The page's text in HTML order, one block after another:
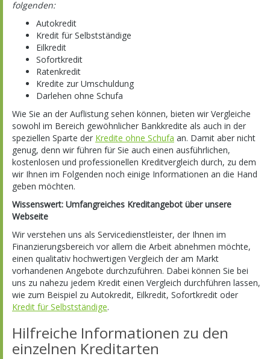
folgenden:
Autokredit
Kredit für Selbstständige
Eilkredit
Sofortkredit
Ratenkredit
Kredite zur Umschuldung
Darlehen ohne Schufa
Wie Sie an der Auflistung sehen können, bieten wir Vergleiche
sowohl im Bereich gewöhnlicher Bankkredite als auch in der
speziellen Sparte der Kredite ohne Schufa an. Damit aber nicht
genug, denn wir führen für Sie auch einen ausführlichen,
kostenlosen und professionellen Kreditvergleich durch, zu dem
wir Ihnen im Folgenden noch einige Informationen an die Hand
geben möchten.
Wissenswert: Umfangreiches Kreditangebot über unsere
Webseite
Wir verstehen uns als Servicedienstleister, der Ihnen im
Finanzierungsbereich vor allem die Arbeit abnehmen möchte,
einen qualitativ hochwertigen Vergleich der am Markt
vorhandenen Angebote durchzuführen. Dabei können Sie bei
uns zu nahezu jedem Kredit einen Vergleich durchführen lassen,
wie zum Beispiel zu Autokredit, Eilkredit, Sofortkredit oder
Kredit für Selbstständige.
Hilfreiche Informationen zu den
einzelnen Kreditarten